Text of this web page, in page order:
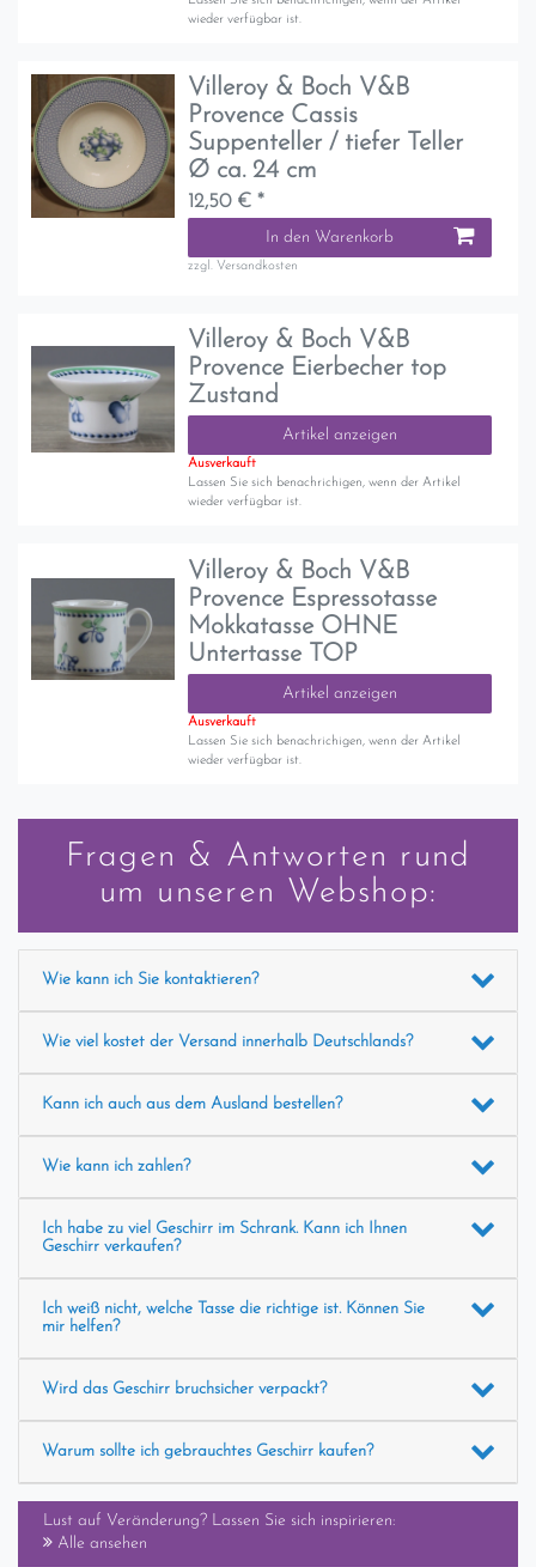
wieder verfügbar ist.
Villeroy & Boch V&B
Provence Cassis
Suppenteller / tiefer Teller
Ø ca. 24 cm
12,50 € *
In den Warenkorb
zzgl. Versandkosten
Villeroy & Boch V&B
Provence Eierbecher top
Zustand
Artikel anzeigen
Ausverkauft
Lassen Sie sich benachrichigen, wenn der Artikel
wieder verfügbar ist.
Villeroy & Boch V&B
Provence Espressotasse
Mokkatasse OHNE
Untertasse TOP
Artikel anzeigen
Ausverkauft
Lassen Sie sich benachrichigen, wenn der Artikel
wieder verfügbar ist.
Fragen & Antworten rund
um unseren Webshop:
Wie kann ich Sie kontaktieren?
Wie viel kostet der Versand innerhalb Deutschlands?
Kann ich auch aus dem Ausland bestellen?
Wie kann ich zahlen?
Ich habe zu viel Geschirr im Schrank. Kann ich Ihnen
Geschirr verkaufen?
Ich weiß nicht, welche Tasse die richtige ist. Können Sie
mir helfen?
Wird das Geschirr bruchsicher verpackt?
Warum sollte ich gebrauchtes Geschirr kaufen?
Lust auf Veränderung? Lassen Sie sich inspirieren:
Alle ansehen